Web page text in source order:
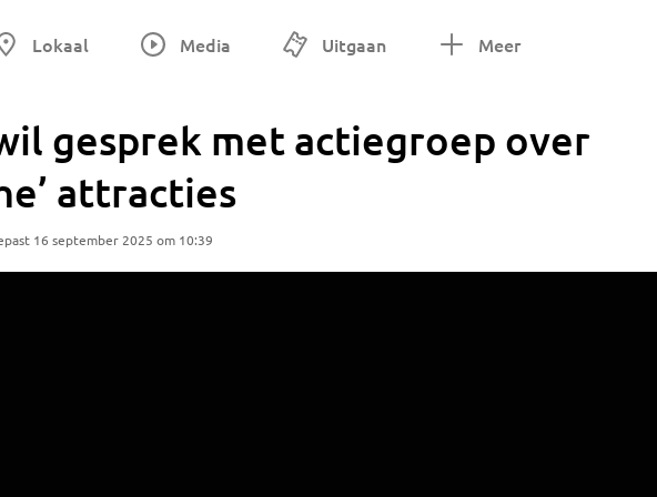
Lokaal Media Uitgaan Meer
gesprek met actiegroep over
attracties
16 september 2025 om 10:39